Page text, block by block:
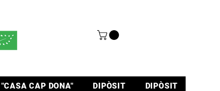
CAP DONA" DIPÒSIT DIPÒSIT